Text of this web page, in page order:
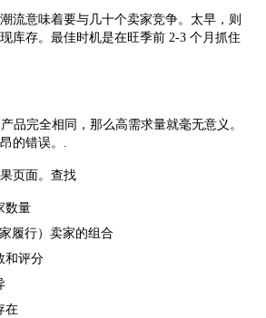
流意味着要与几十个卖家竞争。太早，则
库存。最佳时机是在旺季前 2-3 个月抓住
品完全相同，那么高需求量就毫无意义。
的错误。.
页面。查找
数量
履行）卖家的组合
和评分
在